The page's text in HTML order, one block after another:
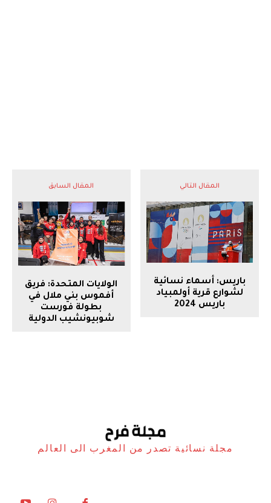
المقال السابق
الولايات المتحدة: فريق
أفموس بني ملال في
بطولة فورست
شوبيونشيب الدولية
المقال التالي
باريس: أسماء نسائية
لشوارع قرية أولمبياد
باريس 2024
مجلة نسائية تصدر من المغرب الى العالم